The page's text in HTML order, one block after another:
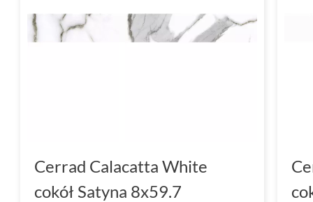
Cerrad Calacatta White
cokół Satyna 8x59.7